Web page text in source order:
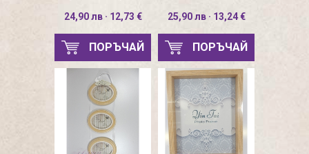
24,90 лв · 12,73 €
ПОРЪЧАЙ
25,90 лв · 13,24 €
ПОРЪЧАЙ